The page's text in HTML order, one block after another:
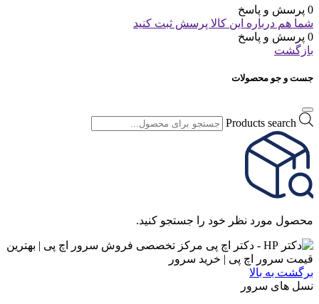
0 پرسش و پاسخ
شما هم درباره این کالا پرسش ثبت کنید
0 پرسش و پاسخ
بازگشت
جست و جو محصولات
Products search
محصول مورد نظر خود را جستجو کنید.
برگشت به بالا
نسل های سرور